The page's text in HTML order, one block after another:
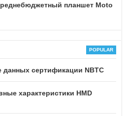
планшет Moto
данных сертификации NBTC
характеристики HMD